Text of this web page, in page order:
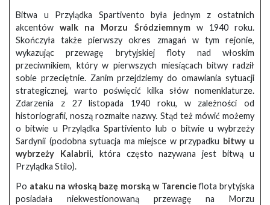
Bitwa u Przylądka Spartivento była jednym z ostatnich
akcentówwalk na Morzu Śródziemnymw 1940 roku.
Skończyła także pierwszy okres zmagań w tym rejonie,
wykazując przewagę brytyjskiej floty nad włoskim
przeciwnikiem, który w pierwszych miesiącach bitwy radził
sobie przeciętnie. Zanim przejdziemy do omawiania sytuacji
strategicznej, warto poświęcić kilka słów nomenklaturze.
Zdarzenia z 27 listopada 1940 roku, w zależności od
historiografii, noszą rozmaite nazwy. Stąd też mówić możemy
o bitwie u Przylądka Spartiviento lub o bitwie u wybrzeży
Sardynii (podobna sytuacja ma miejsce w przypadku bitwy u
wybrzeży Kalabrii, która często nazywana jest bitwą u
Przylądka Stilo).
Po ataku na włoską bazę morską w Tarencieflota brytyjska
posiadała niekwestionowaną przewagę na Morzu